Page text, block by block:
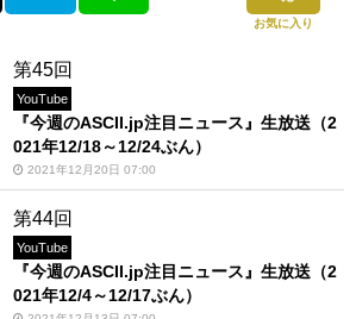
お気に入り
第45回
YouTube
『今週のASCII.jp注目ニュース』生放送（2
021年12/18～12/24ぶん）
2021年12月20日 07:00
第44回
YouTube
『今週のASCII.jp注目ニュース』生放送（2
021年12/4～12/17ぶん）